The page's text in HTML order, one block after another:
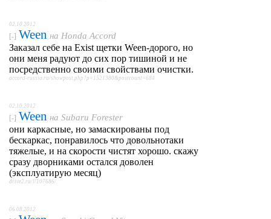
02.10.2012
[-] Ween на Honda Accord
Заказал себе на Exist щетки Ween-дорого, но
они меня радуют до сих пор тишиной и не
посредственно своими свойствами очистки.
accord-russia.ru/showpost.php?p=1521380&postcount=684
02.10.2012
[-] Ween на Subaru Forester
они каркасные, но замаскированы под
бескаркас, понравилось что довольнотаки
тяжелые, и на скорости чистят хорошо. скажу
сразу дворниками остался доволен
(эксплуатирую месяц)
drive2.ru/l/107686/
06.08.2012